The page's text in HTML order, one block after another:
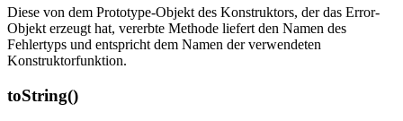
Diese von dem Prototype-Objekt des Konstruktors, der das Error-
Objekt erzeugt hat, vererbte Methode liefert den Namen des
Fehlertyps und entspricht dem Namen der verwendeten
Konstruktorfunktion.
toString()